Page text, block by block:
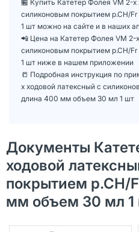
🏪 Купить Катетер Фолея VM 2-х
силиконовым покрытием р.СН/
1 шт можно на сайте и в наших
📲 Цена на Катетер Фолея VM 2-
силиконовым покрытием р.СН/
1 шт ниже в нашем приложении
📒 Подробная инструкция по
х ходовой латексный с
длина 400 мм объем 30 мл 1 шт
Документы
ходовой
покрытием р.СН/
мм объем 30 мл 1